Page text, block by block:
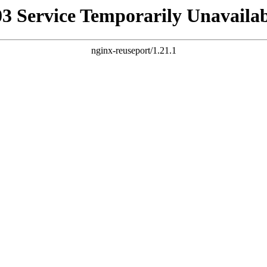
Service Temporarily
nginx-reuseport/1.21.1